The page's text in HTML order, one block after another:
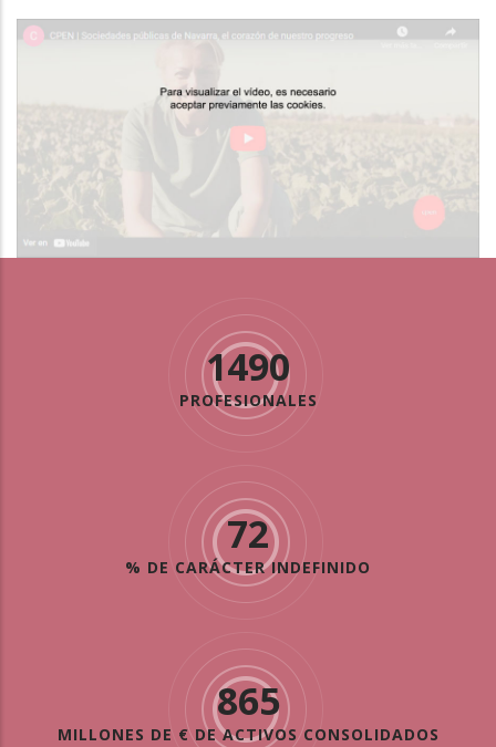
1490
PROFESIONALES
72
% DE CARÁCTER INDEFINIDO
865
MILLONES DE € DE ACTIVOS CONSOLIDADOS